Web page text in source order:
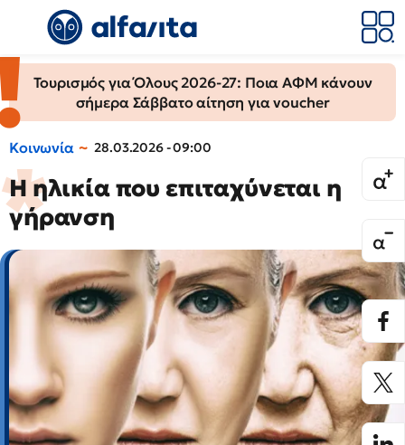
Τουρισμός για Όλους 2026-27: Ποια ΑΦΜ κάνουν
σήμερα Σάββατο αίτηση για voucher
Κοινωνία 28.03.2026 - 09:00
Η ηλικία που επιταχύνεται η
γήρανση